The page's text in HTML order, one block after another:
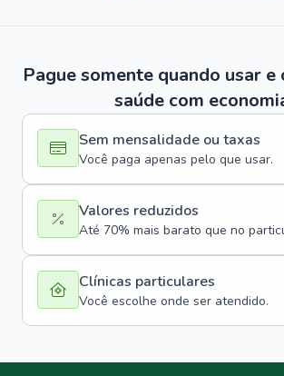
Pague somente quando usar e
saúde com
Sem mensalidade ou taxas
Você paga apenas pelo que usar.
Valores reduzidos
Até 70% mais barato que no
Clínicas particulares
Você escolhe onde ser atendido.